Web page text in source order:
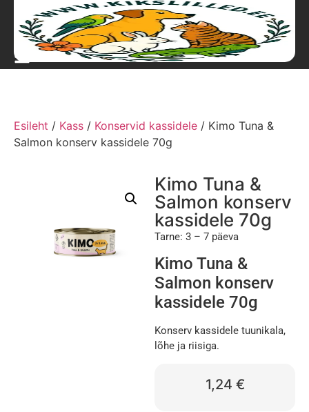
Esileht / Kass / Konservid kassidele / Kimo Tuna &
Salmon konserv kassidele 70g
Kimo Tuna &
Salmon konserv
kassidele 70g
Tarne: 3 – 7 päeva
Kimo Tuna &
Salmon konserv
kassidele 70g
Konserv kassidele tuunikala,
lõhe ja riisiga.
1,24 €